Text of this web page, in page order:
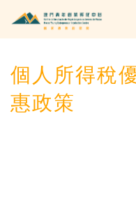
個人所得稅
惠政策